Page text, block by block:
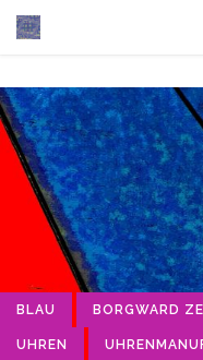
BLAU BORGWARD
UHREN